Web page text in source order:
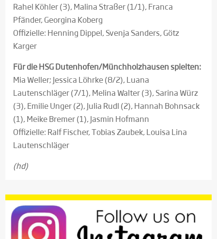
Rahel Köhler (3), Malina Straßer (1/1), Franca
Pfänder, Georgina Koberg
Offizielle: Henning Dippel, Svenja Sanders, Götz
Karger
Für die HSG Dutenhofen/Münchholzhausen spielten:
Mia Weller; Jessica Löhrke (8/2), Luana
Lautenschläger (7/1), Melina Walter (3), Sarina Würz
(3), Emilie Unger (2), Julia Rudl (2), Hannah Bohnsack
(1), Meike Bremer (1), Jasmin Hofmann
Offizielle: Ralf Fischer, Tobias Zaubek, Louisa Lina
Lautenschläger
(hd)